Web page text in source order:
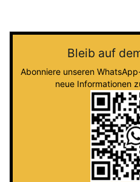
Bleib auf
Abonniere unseren
neue Informationen